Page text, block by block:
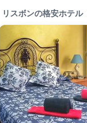
リスボンの格安ホテル